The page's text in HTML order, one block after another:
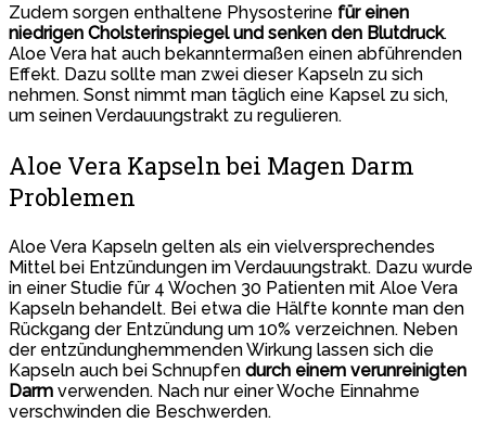
Zudem sorgen enthaltene Physosterine für einen
niedrigen Cholsterinspiegel und senken den Blutdruck.
Aloe Vera hat auch bekanntermaßen einen abführenden
Effekt. Dazu sollte man zwei dieser Kapseln zu sich
nehmen. Sonst nimmt man täglich eine Kapsel zu sich,
um seinen Verdauungstrakt zu regulieren.
Aloe Vera Kapseln bei Magen Darm
Problemen
Aloe Vera Kapseln gelten als ein vielversprechendes
Mittel bei Entzündungen im Verdauungstrakt. Dazu wurde
in einer Studie für 4 Wochen 30 Patienten mit Aloe Vera
Kapseln behandelt. Bei etwa die Hälfte konnte man den
Rückgang der Entzündung um 10% verzeichnen. Neben
der entzündunghemmenden Wirkung lassen sich die
Kapseln auch bei Schnupfen durch einem verunreinigten
Darm verwenden. Nach nur einer Woche Einnahme
verschwinden die Beschwerden.